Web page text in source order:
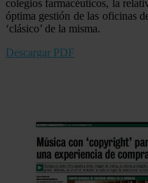
colegios farmacéuticos, la
óptima gestión de las oficinas
‘clásico’ de la misma.
Descargar PDF